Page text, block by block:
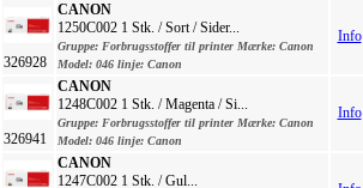
326928
CANON
1250C002 1 Stk. / Sort / Sider...
Gruppe: Forbrugsstoffer til printer Mærke: Canon
Model: 046 linje: Canon
Info
326941
CANON
1248C002 1 Stk. / Magenta / Si...
Gruppe: Forbrugsstoffer til printer Mærke: Canon
Model: 046 linje: Canon
Info
CANON
1247C002 1 Stk. / Gul...